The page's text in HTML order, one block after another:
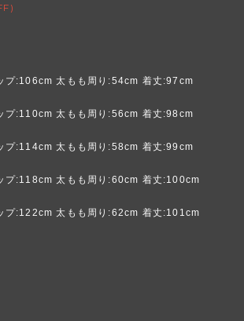
プ:106cm 太もも周り:54cm 着丈:97cm
プ:110cm 太もも周り:56cm 着丈:98cm
プ:114cm 太もも周り:58cm 着丈:99cm
プ:118cm 太もも周り:60cm 着丈:100cm
プ:122cm 太もも周り:62cm 着丈:101cm